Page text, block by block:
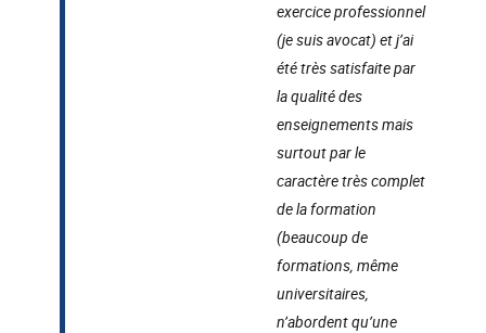
exercice professionnel
(je suis avocat) et j’ai
été très satisfaite par
la qualité des
enseignements mais
surtout par le
caractère très complet
de la formation
(beaucoup de
formations, même
universitaires,
n’abordent qu’une